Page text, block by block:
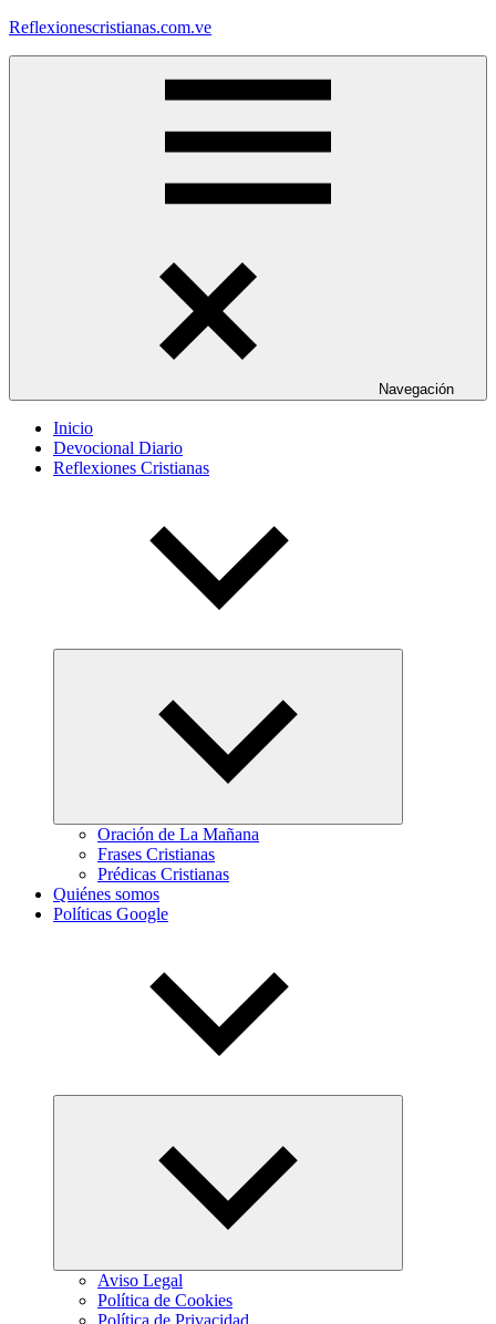
Saltar
Reflexionescristianas.com.ve
Navegación
Inicio
Devocional Diario
Reflexiones Cristianas
Oración de La Mañana
Frases Cristianas
Prédicas Cristianas
Quiénes somos
Políticas Google
Aviso Legal
Política de Cookies
Política de Privacidad